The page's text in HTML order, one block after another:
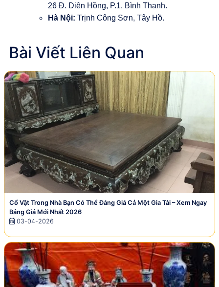
26 Đ. Diên Hồng, P.1, Bình Thạnh.
Hà Nội: Trịnh Công Sơn, Tây Hồ.
Bài Viết Liên Quan
Cổ Vật Trong Nhà Bạn Có Thể Đáng Giá Cả Một Gia Tài – Xem Ngay
Bảng Giá Mới Nhất 2026
03-04-2026